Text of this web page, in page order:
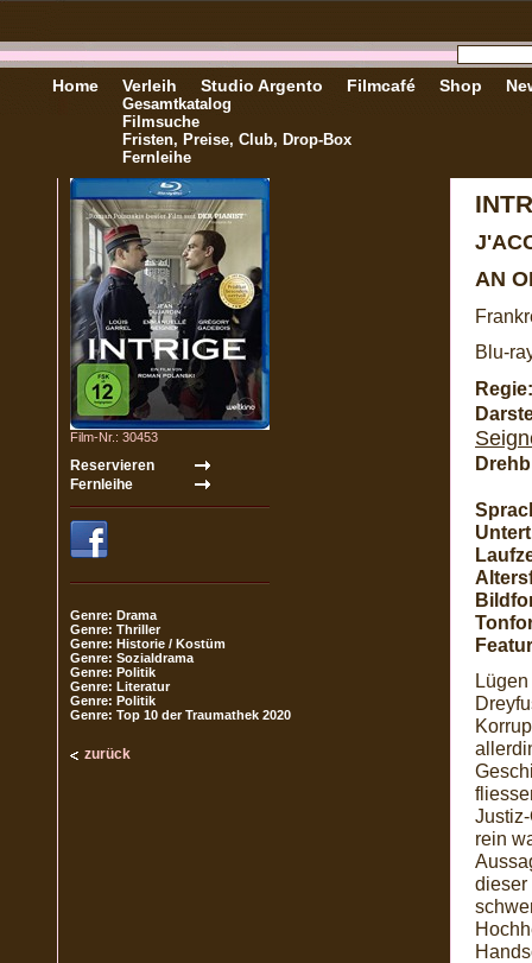
Home Verleih
Gesamtkatalog
Filmsuche
Fristen, Preise, Club, Drop-Box
Fernleihe
Studio Argento Filmcafé Shop
Film-Nr.: 30453
Genre: Drama
Genre: Thriller
Genre: Historie / Kostüm
Genre: Sozialdrama
Genre: Politik
Genre: Literatur
Genre: Politik
Genre: Top 10 der Traumathek 2020
zurück
AN
Blu-
Regie:
rein
dieser